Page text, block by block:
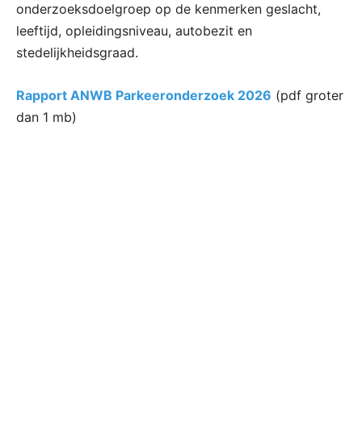
onderzoeksdoelgroep op de kenmerken geslacht,
leeftijd, opleidingsniveau, autobezit en
stedelijkheidsgraad.
Rapport ANWB Parkeeronderzoek 2026 (pdf groter
dan 1 mb)